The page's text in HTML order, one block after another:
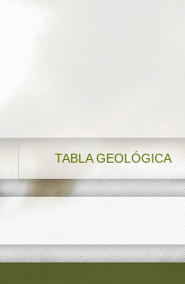
TABLA GEOLÓGICA